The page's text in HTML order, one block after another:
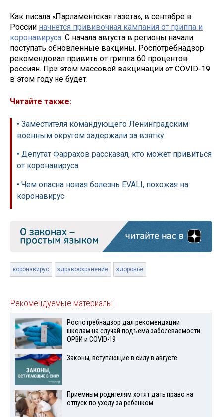
Как писала «Парламентская газета», в сентябре в
России начнется прививочная кампания от гриппа и
коронавируса. С начала августа в регионы начали
поступать обновленные вакцины. Роспотребнадзор
рекомендовал привить от гриппа 60 процентов
россиян. При этом массовой вакцинации от COVID-19
в этом году не будет.
Читайте также:
• Заместителя командующего Ленинградским
военным округом задержали за взятку
• Депутат Фаррахов рассказал, кто может привиться
от коронавируса
• Чем опасна новая болезнь EVALI, похожая на
коронавирус
коронавирус здравоохранение здоровье
Рекомендуемые материалы
Роспотребнадзор дал рекомендации
школам на случай подъема заболеваемости
ОРВИ и COVID-19
Законы, вступающие в силу в августе
Приемным родителям хотят дать право на
отпуск по уходу за ребенком